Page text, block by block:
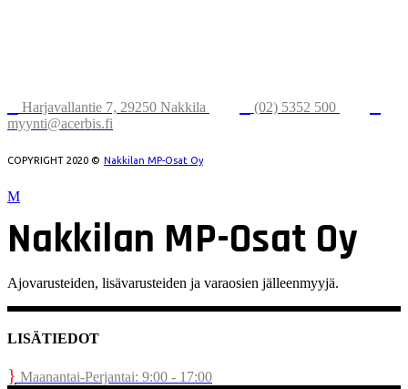
Harjavallantie 7, 29250 Nakkila
(02) 5352 500
myynti@acerbis.fi
COPYRIGHT 2020 © Nakkilan MP-Osat Oy
Nakkilan MP-Osat Oy
Ajovarusteiden, lisävarusteiden ja varaosien jälleenmyyjä.
LISÄTIEDOT
Maanantai-Perjantai: 9:00 - 17:00